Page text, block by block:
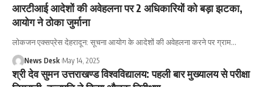
आरटीआई आदेशों की अवेहलना पर 2 अधिकारियों को बड़ा झटका,
आयोग ने ठोका जुर्माना
लोकजन एक्सप्रेस देहरादून: सूचना आयोग के आदेशों की अवेहलना करने पर ग्राम…
News Desk May 14, 2025
श्री देव सुमन उत्तराखण्ड विश्वविद्यालय: पहली बार मुख्यालय से परीक्षा